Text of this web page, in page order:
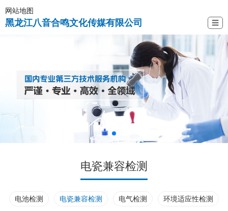
网站地图
黑龙江八音合鸣文化传媒有限公司 ☰
电瓷兼容检测
电池检测 电瓷兼容检测 电气检测 环境适应性检测